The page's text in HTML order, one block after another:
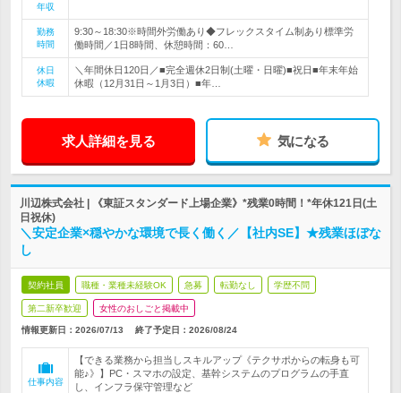
年収
勤務
時間
9:30～18:30※時間外労働あり◆フレックスタイム制あり標準労
働時間／1日8時間、休憩時間：60…
休日
休暇
＼年間休日120日／■完全週休2日制(土曜・日曜)■祝日■年末年始
休暇（12月31日～1月3日）■年…
求人詳細を見る 気になる
川辺株式会社 | 《東証スタンダード上場企業》*残業0時間！*年休121日(土
日祝休)
＼安定企業×穏やかな環境で長く働く／【社内SE】★残業ほぼな
し
契約社員 職種・業種未経験OK 急募 転勤なし 学歴不問
第二新卒歓迎 女性のおしごと掲載中
情報更新日：2026/07/13 終了予定日： 2026/08/24
仕事内容
【できる業務から担当しスキルアップ《テクサポからの転身も可
能♪》】PC・スマホの設定、基幹システムのプログラムの手直
し、インフラ保守管理など